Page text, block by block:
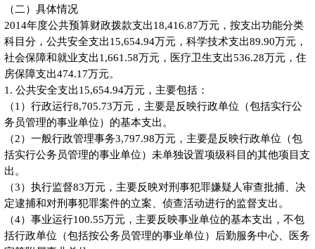
（二）具体情况
2014年度公共预算财政拨款支出18,416.87万元，按支出功能分类
科目分，公共安全支出15,654.94万元，科学技术支出89.90万元，
社会保障和就业支出1,661.58万元，医疗卫生支出536.28万元，住
房保障支出474.17万元。
1. 公共安全支出15,654.94万元，主要包括：
（1）行政运行8,705.73万元，主要是反映行政单位（包括实行公
务员管理的事业单位）的基本支出。
（2）一般行政管理事务3,797.98万元，主要是反映行政单位（包
括实行公务员管理的事业单位）未单独设置项级科目的其他项目支
出。
（3）执行监督83万元，主要反映对刑事犯罪嫌疑人审查批捕、决
定逮捕和对刑事犯罪案件的立案、侦查活动进行的监督支出。
（4）事业运行100.55万元，主要反映事业单位的基本支出，不包
括行政单位（包括按公务员管理的事业单位）后勤服务中心、医务